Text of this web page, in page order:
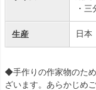
・
生産 日本
◆手作りの作家物のた
ざいます。あらかじめ